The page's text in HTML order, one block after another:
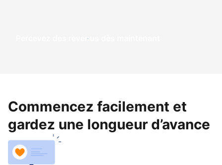
Percevez des revenus dès maintenant
Commencez facilement et
gardez une longueur d’avance